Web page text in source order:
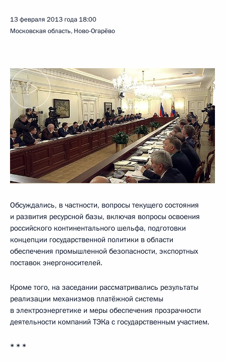
13 февраля 2013 года 18:00
Московская область, Ново-Огарёво
Обсуждались, в частности, вопросы текущего состояния
и развития ресурсной базы, включая вопросы освоения
российского континентального шельфа, подготовки
концепции государственной политики в области
обеспечения промышленной безопасности, экспортных
поставок энергоносителей.
Кроме того, на заседании рассматривались результаты
реализации механизмов платёжной системы
в электроэнергетике и меры обеспечения прозрачности
деятельности компаний ТЭКа с государственным участием.
* * *